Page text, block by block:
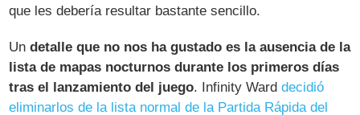
que les debería resultar bastante sencillo.
Undetalle que no nos ha gustado es la ausencia de la
lista de mapas nocturnos durante los primeros días
tras el lanzamiento del juego. Infinity Warddecidió
eliminarlos de la lista normal de la Partida Rápida del